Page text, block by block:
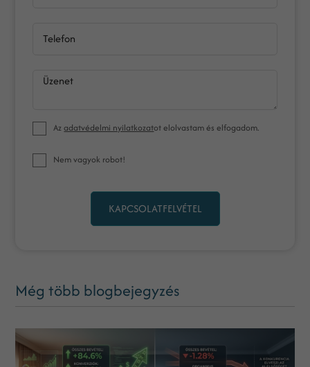
Telefon
Üzenet
Azadatvédelmi nyilatkozatot elolvastam és elfogadom.
Nem vagyok robot!
KAPCSOLATFELVÉTEL
Még több blogbejegyzés